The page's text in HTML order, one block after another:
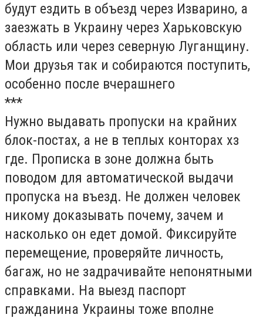
будут ездить в объезд через Изварино, а
заезжать в Украину через Харьковскую
область или через северную Луганщину.
Мои друзья так и собираются поступить,
особенно после вчерашнего
***
Нужно выдавать пропуски на крайних
блок-постах, а не в теплых конторах хз
где. Прописка в зоне должна быть
поводом для автоматической выдачи
пропуска на въезд. Не должен человек
никому доказывать почему, зачем и
насколько он едет домой. Фиксируйте
перемещение, проверяйте личность,
багаж, но не задрачивайте непонятными
справками. На выезд паспорт
гражданина Украины тоже вполне